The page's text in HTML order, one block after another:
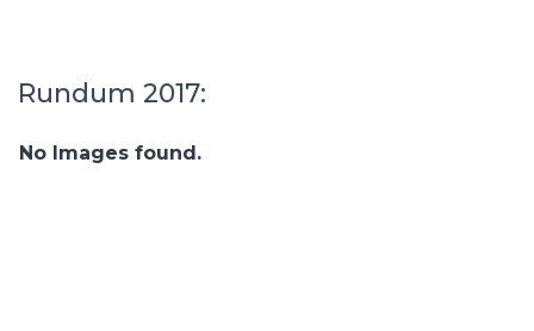
Rundum 2017:
No Images found.